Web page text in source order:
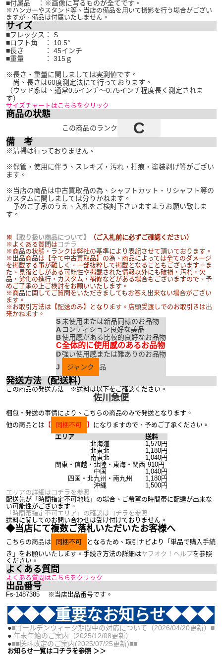
■付属品 ：※画像に写るものが全てです。
※ハンガーやスタンド等、当店の備品を用いて撮影を行う場合がござい
ますが、備品は付属いたしません。
サイズ
■フレックス： S
■ロフト角 ： 10.5°
■長さ ： 45インチ
■重量 ： 315ｇ
※長さ・重量に関しましては実測値です。
尚、長さは60度測定法にて行っております。
（ウッド系は、通常0.5インチ～0.75インチ程度長く測定されま
す）
サイズチャートはこちらをクリック
商品の状態
この商品のランク C
備 考
※清掃は行っておりません。
※保管・使用に伴う、スレキズ・汚れ・打痕・塗装剥げ等がござい
ます。
※当店の商品は中古買取品の為、シャフトカット・リシャフト等の
カスタムに関しましては分りかねます。
予めご了承のうえ、入札をご検討下さいますようお願い致しま
す。
※ 【取り扱い商品について】
（ご入札前に必ずご確認ください）
※よくある質問はコチラ
※商品の状態・ランクは弊社の基準により表記させて頂いております。
※出品商品は【全て中古買取品】の為、商品によっては全てのダメージ
を掲載する事が難しく、一部抜粋して掲載となることもございます。ま
た、見落としがある可能性や掲載された情報以外にも破損・汚れ・欠
品・劣化の進行・カスタム・補修などがある場合もございますので、予
めご了承の上ご検討をお願いいたします。
※商品に関してご質問をいただきましてもお答え出来ない場合がござい
ます。
※お取引方法は【配送のみ】となります。店頭受渡しでのお取引きは出
来かねます。
S未使用または新品同様のお品物
A コンディション良好な美品
B使用感がある比較的良好なお品物
C全体的に使用感のあるお品物
D強い使用感または難ありのお品物
J
ジャンク 品
発送方法（配送料）
この商品の発送方法 ※送料は以下をご確認ください。
佐川急便
梱包・発送の事情により、こちらの商品のみで発送となります。
他の商品とは【 同梱不可 】 になりますので、予めご了承ください。
エリア
送料
北海道
1,570円
北東北
1,180円
南東北
1,040円
関東・信越・北陸・東海・関西 910円
中国
1,040円
四国・北九州・南九州
1,180円
沖縄
1,500円
エリアの詳細はコチラを参照
配送先が「時間指定不可地域」の場合、ご希望の時間帯に配達が出来な
い可能性がございます。
「時間帯指定不可エリア」の確認はコチラを参照
送料に関してのお問い合わせは受け付けておりません。
◆当店にて複数ご落札いただいたお客様へ
こちらの商品は 同梱不可
となるため、取引ナビより「単品で購入手続
き」をお願いいたします。手続き方法の詳細はヤフオク！ヘルプを参照
ください。
よくある質問
よくある質問はこちらをクリック
出品番号
Fs-1487385 ※当店出品番号です。
◆◆◆重要なお知らせ◆◆◆
●■ゴールデンウィーク期間中の対応について（2026/04/20更新）■
● 年末年始のご案内（2025/12/08更新）
●■■送料改定のご案内(2025/07/25更新)■■
お知らせ一覧はコチラを参照 ＞＞